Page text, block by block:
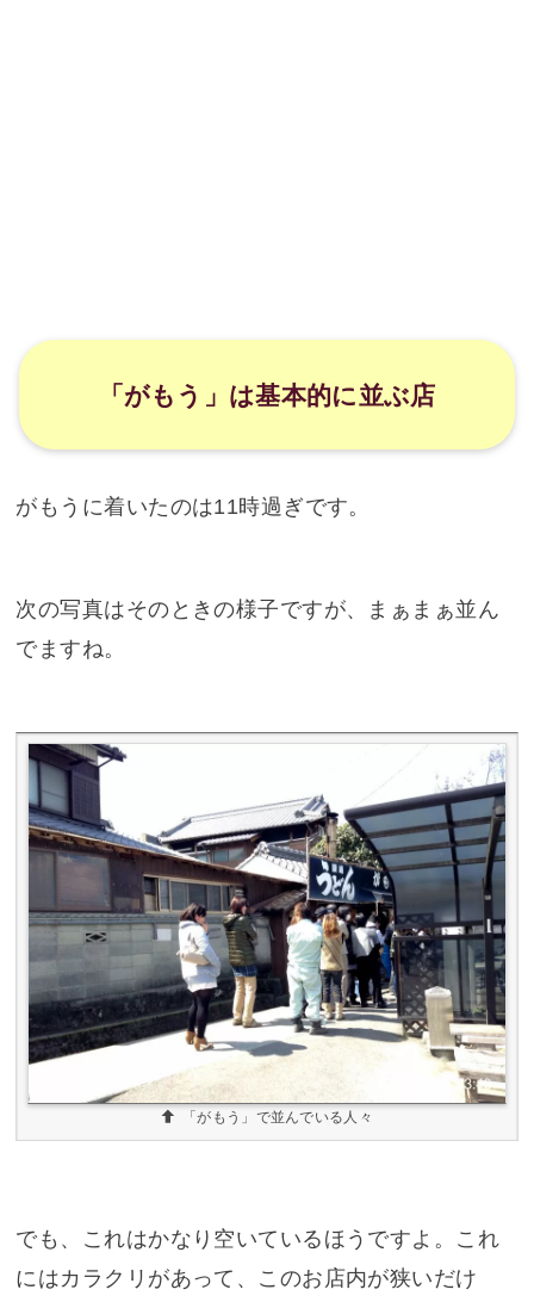
「がもう」は基本的に並ぶ店
がもうに着いたのは11時過ぎです。
次の写真はそのときの様子ですが、まぁまぁ並ん
でますね。
「がもう」で並んでいる人々
でも、これはかなり空いているほうですよ。これ
にはカラクリがあって、このお店内が狭いだけ